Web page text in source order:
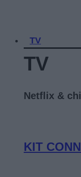
TV
TV
Netflix &
KIT